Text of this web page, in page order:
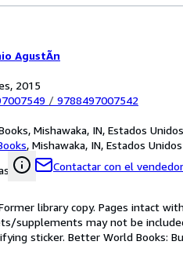
AgustÃn
2015
/ 9788497007542
Mishawaka, IN, Estados
, Mishawaka, IN, Estados
Contactar con el vendedor
Former library copy. Pages intact
supplements may not be
sticker. Better World Books: